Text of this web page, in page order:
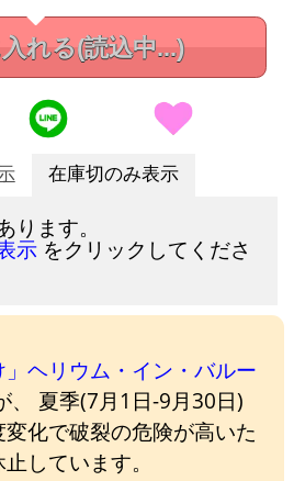
れる(読込中...)
在庫切のみ表示
ります。
示 をクリックしてくださ
」ヘリウム・イン・バルー
、 夏季(7月1日-9月30日)
化で破裂の危険が高いた
しています。